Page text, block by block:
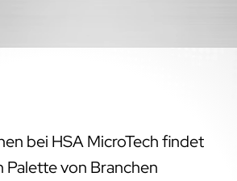
bei HSA MicroTech findet
Palette von Branchen